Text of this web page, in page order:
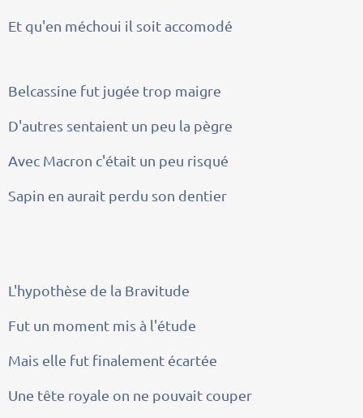
Et qu'en méchoui il soit accomodé
Belcassine fut jugée trop maigre
D'autres sentaient un peu la pègre
Avec Macron c'était un peu risqué
Sapin en aurait perdu son dentier
L'hypothèse de la Bravitude
Fut un moment mis à l'étude
Mais elle fut finalement écartée
Une tête royale on ne pouvait couper